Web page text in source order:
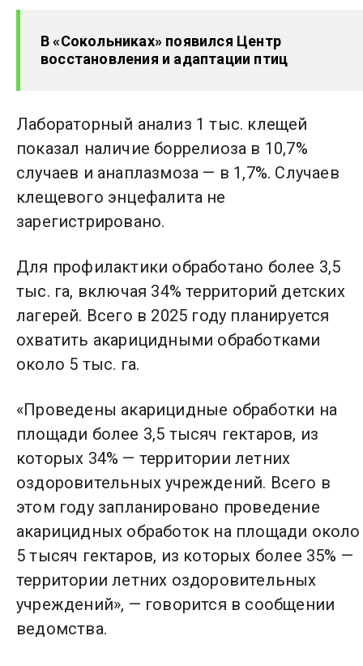
В «Сокольниках» появился Центр
восстановления и адаптации птиц
Лабораторный анализ 1 тыс. клещей
показал наличие боррелиоза в 10,7%
случаев и анаплазмоза — в 1,7%. Случаев
клещевого энцефалита не
зарегистрировано.
Для профилактики обработано более 3,5
тыс. га, включая 34% территорий детских
лагерей. Всего в 2025 году планируется
охватить акарицидными обработками
около 5 тыс. га.
«Проведены акарицидные обработки на
площади более 3,5 тысяч гектаров, из
которых 34% — территории летних
оздоровительных учреждений. Всего в
этом году запланировано проведение
акарицидных обработок на площади около
5 тысяч гектаров, из которых более 35% —
территории летних оздоровительных
учреждений», — говорится в сообщении
ведомства.